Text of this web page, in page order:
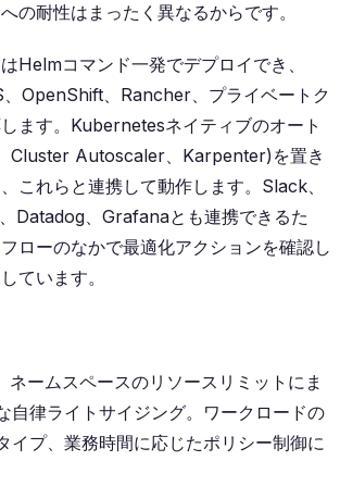
の耐性はまったく異なるからです。
Helmコマンド一発でデプロイでき、
OpenShift、Rancher、プライベートク
ます。Kubernetesネイティブのオート
Cluster Autoscaler、Karpenter)を置き
これらと連携して動作します。Slack、
Datadog、Grafanaとも連携できるた
ローのなかで最適化アクションを確認し
ています。
ネームスペースのリソースリミットにま
自律ライトサイジング。ワークロードの
イプ、業務時間に応じたポリシー制御に